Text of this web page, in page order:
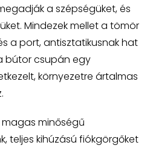
a szépségüket, és
Mindezek mellet a tömör
a port, antisztatikusnak hat
bútor csupán egy
környezetre ártalmas
minőségű
teljes kihúzású fiókgörgőket